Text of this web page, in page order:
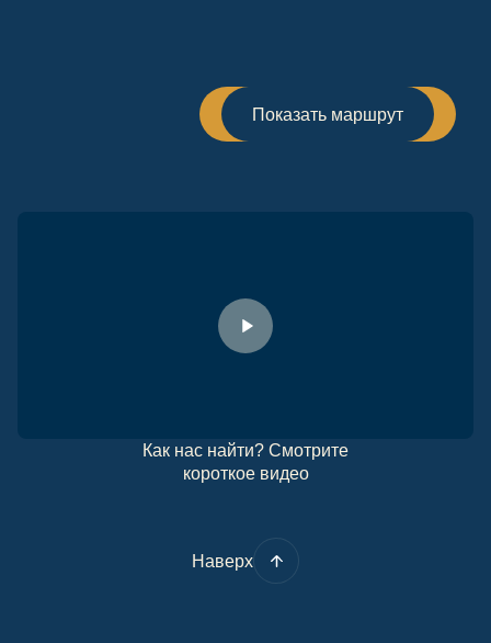
Показать маршрут
Как нас найти? Смотрите
короткое видео
Наверх